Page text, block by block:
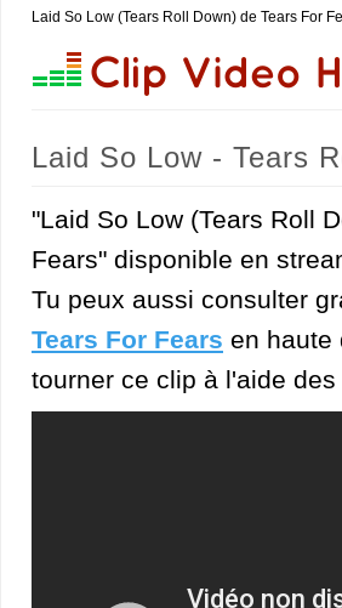
Laid So Low (Tears Roll Down) de Tears For
Laid So Low - Tears
"Laid So Low (Tears Roll
Fears" disponible en
Tu peux aussi consulter
Tears For Fears en haute
tourner ce clip à l'aide